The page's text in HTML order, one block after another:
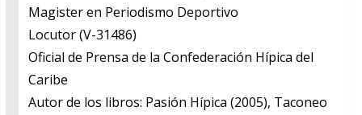
​Magister en Periodismo Deportivo
​Locutor (V-31486)
​Oficial de Prensa de la Confederación Hípica del
Caribe
​Autor de los libros: Pasión Hípica (2005), Taconeo